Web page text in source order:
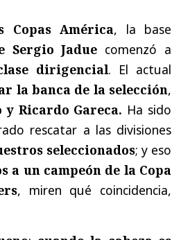
Copas América, la base
Jadue comenzó a
dirigencial. El actual
la banca de la selección,
Ricardo Gareca. Ha sido
rescatar a las divisiones
seleccionados; y eso
a un campeón de la Copa
, miren qué coincidencia,